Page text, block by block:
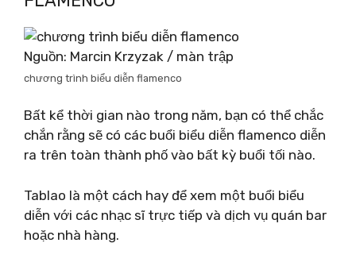
Nguồn: Marcin Krzyzak / màn trập
chương trình biểu diễn flamenco
Bất kể thời gian nào trong năm, bạn có thể chắc
chắn rằng sẽ có các buổi biểu diễn flamenco diễn
ra trên toàn thành phố vào bất kỳ buổi tối nào.
Tablao là một cách hay để xem một buổi biểu
diễn với các nhạc sĩ trực tiếp và dịch vụ quán bar
hoặc nhà hàng.